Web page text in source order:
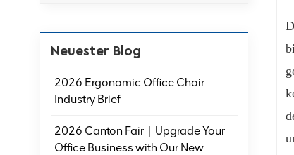
Neuester Blog
2026 Ergonomic Office Chair
Industry Brief
2026 Canton Fair｜Upgrade Your
Office Business with Our New